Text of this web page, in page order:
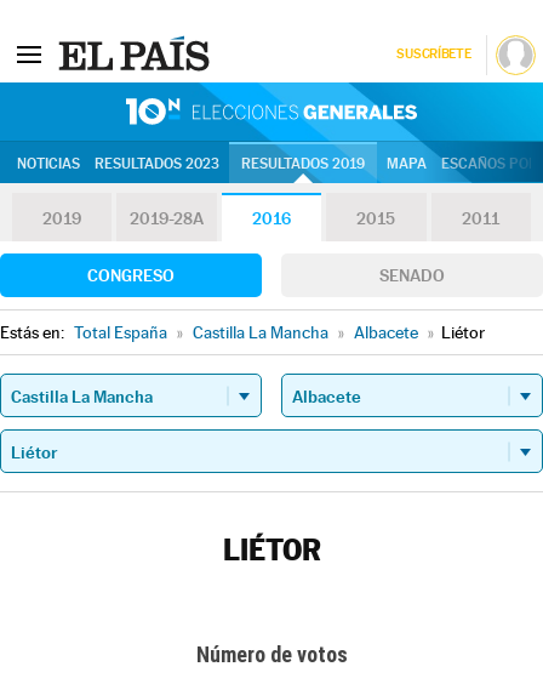
SUSCRÍBETE
NOTICIAS RESULTADOS 2023 RESULTADOS 2019 MAPA ESCAÑOS
2019 2019-28A 2016 2015 2011
CONGRESO SENADO
Estás en: Total España » Castilla La Mancha » Albacete » Liétor
LIÉTOR
Número de votos